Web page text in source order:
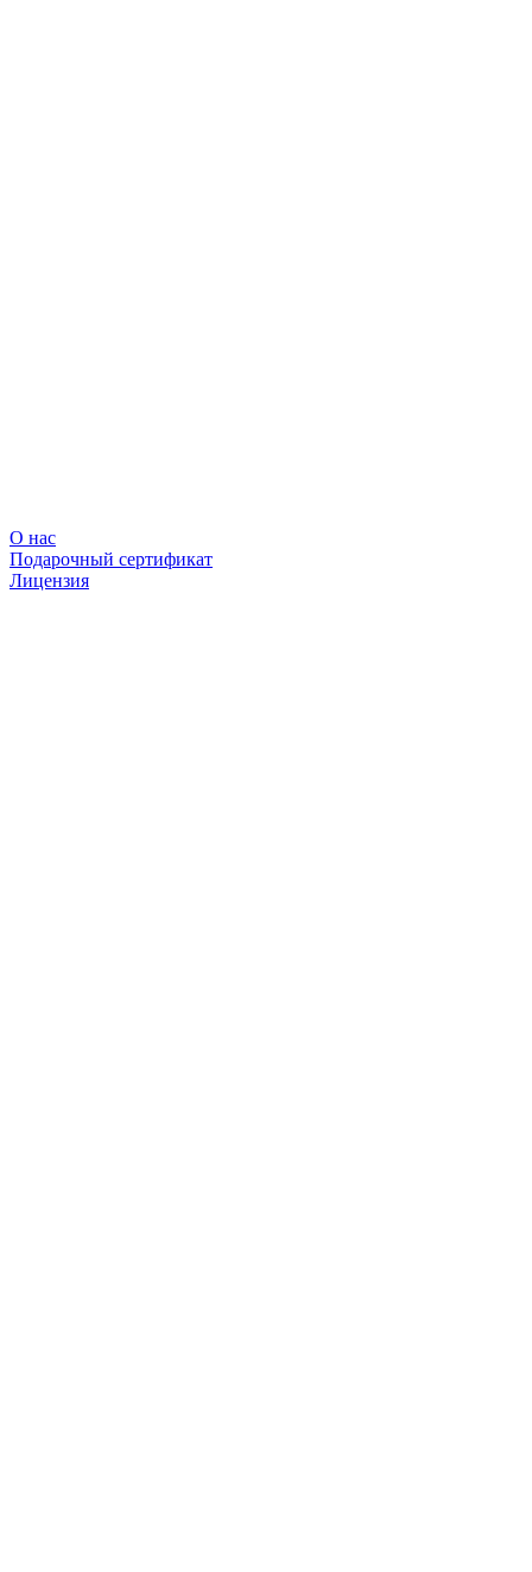
О нас
Подарочный сертификат
Лицензия